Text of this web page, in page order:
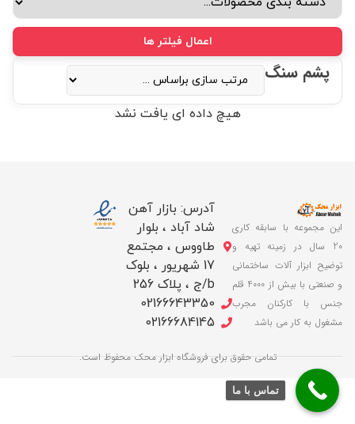
اعمال فیلتر ها
پشم سنگ
هیچ داده ای یافت نشد
این مجموعه با سابقه کاری
20 سال در زمینه تهیه و
توضیح ابزار آلات ساختمانی
و صنعتی با بیش از 4000 قلم
جنس با کارکنان مجرب
مشغول به کار می باشد
آدرس: بازار آهن
شاد آباد ، بلوار
طاووس ، مجتمع
17 شهریور ، بلوک
b/ج ، پلاک 256
02166643350
02166684145
تمامی حقوق برای فروشگاه ابزار محک محفوظ است.
تماس با ما